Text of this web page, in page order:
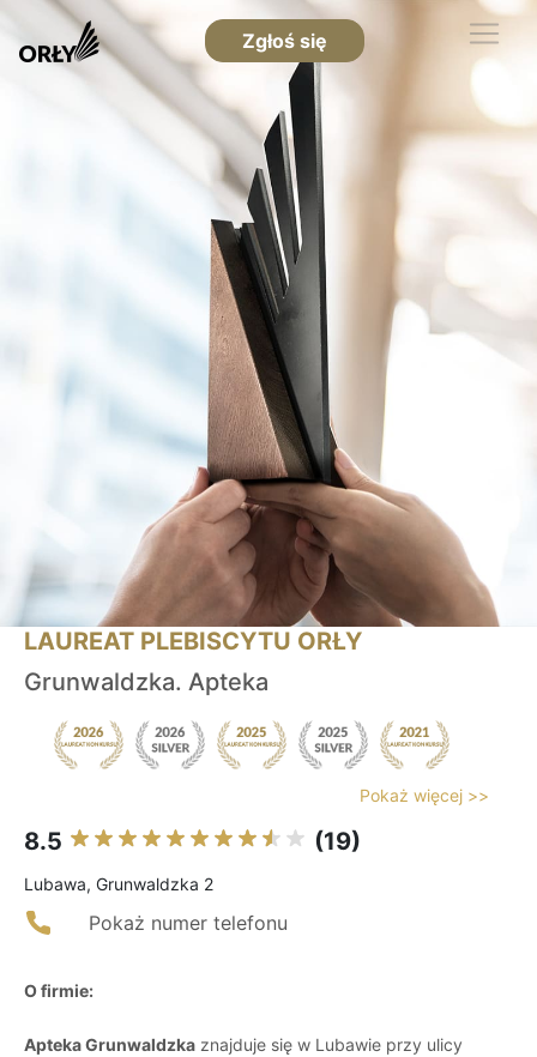
Zgłoś się
LAUREAT PLEBISCYTU ORŁY
Grunwaldzka. Apteka
Pokaż więcej >>
8.5 (19)
Lubawa, Grunwaldzka 2
Pokaż numer telefonu
O firmie:
Apteka Grunwaldzka znajduje się w Lubawie przy ulicy